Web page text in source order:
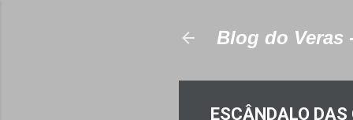
Blog do Veras
ESCÂNDALO DAS